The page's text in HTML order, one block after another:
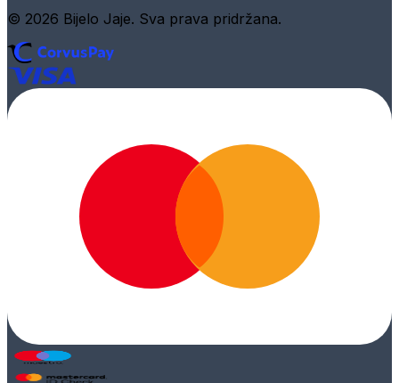
© 2026 Bijelo Jaje. Sva prava pridržana.